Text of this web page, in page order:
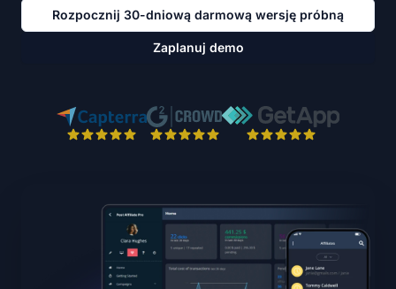
Rozpocznij 30-dniową darmową wersję próbną
Zaplanuj demo